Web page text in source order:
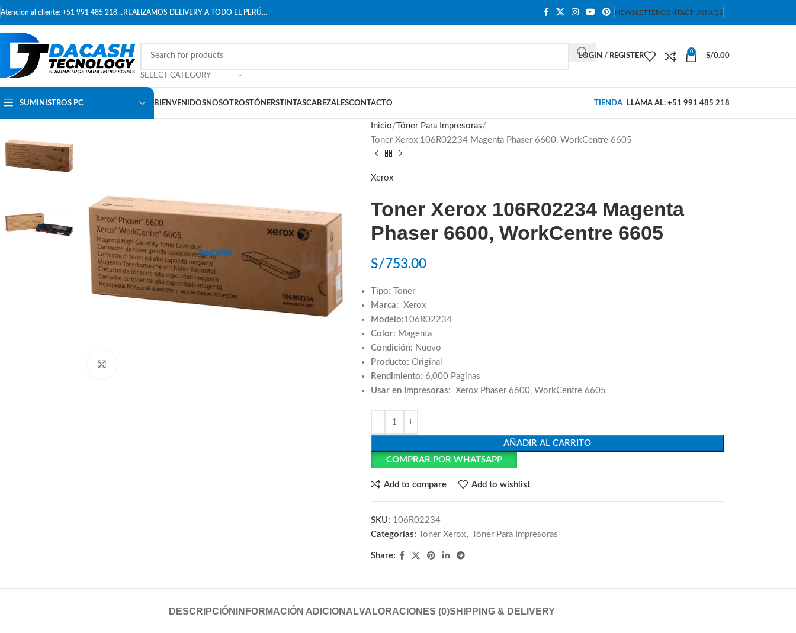
Atencion al cliente: +51 991 485 218… REALIZAMOS DELIVERY A TODO EL PERÚ… NEWSLETTERCONTACT USFAQS
SELECT CATEGORY
LOGIN / REGISTER
0
S/0.00
SUMINISTROS PC BIENVENIDOSNOSOTROSTÓNERSTINTASCABEZALESCONTACTO TIENDA LLAMA AL: +51 991 485 218
Inicio
Tóner Para Impresoras
Toner Xerox 106R02234 Magenta Phaser 6600, WorkCentre 6605
Xerox
Toner Xerox 106R02234 Magenta
Phaser 6600, WorkCentre 6605
S/753.00
Tipo: Toner
Marca: Xerox
Modelo:106R02234
Color: Magenta
Condición: Nuevo
Producto: Original
Rendimiento: 6,000 Paginas
Usar en Impresoras: Xerox Phaser 6600, WorkCentre 6605
AÑADIR AL CARRITO
COMPRAR POR WHATSAPP
Add to compare Add to wishlist
SKU: 106R02234
Categorías:
Toner Xerox , Tóner Para Impresoras
Share:
DESCRIPCIÓN INFORMACIÓN ADICIONALVALORACIONES (0)SHIPPING & DELIVERY